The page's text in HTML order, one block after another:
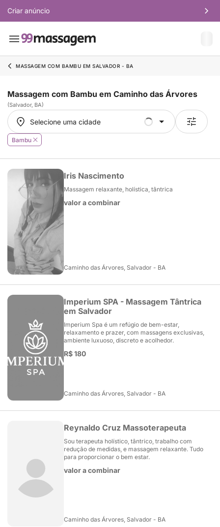
Criar anúncio
MASSAGEM COM BAMBU EM SALVADOR - BA
Massagem com Bambu em Caminho das Árvores
(Salvador, BA)
Selecione uma cidade
Selecione uma cidade
Bambu
Iris Nascimento
Massagem relaxante, holística, tântrica
valor a combinar
Caminho das Árvores, Salvador - BA
Imperium SPA - Massagem Tântrica
em Salvador
Imperium Spa é um refúgio de bem-estar,
relaxamento e prazer, com massagens exclusivas,
ambiente luxuoso, discreto e acolhedor.
R$ 180
Caminho das Árvores, Salvador - BA
Reynaldo Cruz Massoterapeuta
Sou terapeuta holístico, tântrico, trabalho com
redução de medidas, e massagem relaxante. Tudo
para proporcionar o bem estar.
valor a combinar
Caminho das Árvores, Salvador - BA